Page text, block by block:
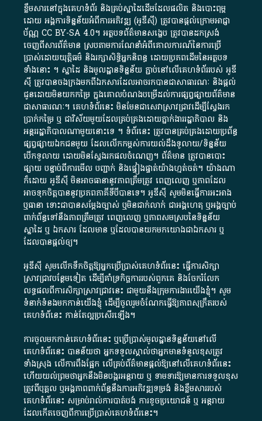
ខ្លឹមសារ​នៅ​ក្នុង​គេហទំព័រ និង​គ្រប់​ស្នា​ដៃ​ដើម​ដែល​ផលិត​ និង​បោះពុម្ព​
ដោយ​ អង្គការ​ទិន្នន័យ​អំពី​ការអភិវឌ្ឍ​​ (អូ​ឌី​ស៊ី)​ ត្រូវ​បាន​ផ្តល់​ក្រោម​អាជ្ញា
ប័ណ្ណ​CC BY-SA 4.0។​ អត្ថបទ​ព័ត៌មាន​សង្ខេប​ ត្រូវ​បាន​ដកស្រង់​
ចេញពី​សារព័ត៌មាន ស្របតាមការ​ណែនាំ​អំពី​គោលការណ៍​នៃ​ការ​ប្រើ
ប្រាស់​ដោយ​យុត្តិធម៌​ និង​រក្សាសិទ្ធិអ្នកនិពន្ធ ដោយ​ប្រភពដើម​នៃ​​អត្ថបទ
ទាំង​នោះ​ ។​ ស្នាដៃ​ និង​មូលដ្ឋាន​ទិន្នន័យ ​ភ្ជាប់​នៅ​លើ​គេហទំព័រ​របស់​ អូ​ឌី​
ស៊ី​ ត្រូវ​បាន​ចងក្រង​មក​ពី​ឯកសារ​ដែល​អាច​រក​បានជា​សាធារណៈ​ និង​ផ្តល់​
ជូន​ដោយ​មិន​យក​កម្រៃ​ ក្នុង​គោលបំណង​បម្រើ​ដល់ការ​ផ្សព្វផ្សាយ​ព័ត៌មាន​
ជា​សាធារណៈ​។​ គេហទំព័រ​នេះ​ មិនមែន​ជា​សេវា​ស្រាវជ្រាវ​ដើម្បី​ស្វែងរក
ប្រាក់​កម្រៃ​ ឬ​ ជា​វិស័យ​មួយ​ដែល​គ្រប់គ្រង​ដោយ​ភ្នាក់ងារ​រដ្ឋាភិបាល​ និង ​
អន្តររដ្ឋាភិបាល​ណាមួយ​នោះ​ទេ ​។​ ទំព័រ​នេះ​ ត្រូវ​បាន​គ្រប់គ្រង​ដោយ​ប្រព័ន្ធ​
ផ្សព្វផ្សាយ​ឯកជន​មួយ​ ដែល​លើកកម្ពស់​ការ​យល់​ដឹង​ទូលាយ​/​ទិន្នន័យ​
បើក​ទូលាយ​ ដោយ​មិនស្វែង​រក​ផល​ចំណេញ​។​ ព័ត៌មាន​ ត្រូវ​បាន​បោះ
ផ្សាយ​ បន្ទាប់​ពី​ការ​មើល​ បញ្ជាក់​ និង​ផ្ទៀងផ្ទាត់​យ៉ាង​ហ្មត់ចត់​។​ យ៉ាងណា​
ក៏​ដោយ​ អូ​ឌី​ស៊ី​ មិន​អាច​ធានា​នូវ​ភាព​ត្រឹមត្រូវ​ ពេញលេញ​ ឬ​ភាព​ដែល​
អាច​ទុកចិត្ត​បាននូវ​ប្រភព​ភាគី​ទី​បី​បាន​ទេ​។​ អូ​ឌី​ស៊ី​ សូម​មិន​ធ្វើការ​អះអាង​
ឬ​ធានា​ ទោះជា​បាន​សម្តែង​ច្បាស់​ ឬ​មិន​ជាក់លាក់​ ជា​អង្គហេតុ​ ឬ​អង្គច្បាប់​
ពាក់ព័ន្ធ​ទៅ​នឹង​ភាព​ត្រឹមត្រូវ​ ពេញលេញ​ ឬ​ភាព​សម​ស្រប​នៃ​ទិន្នន័យ​
ស្នាដៃ​ ឬ​ ឯកសារ​ ដែល​មាន​ ឬ​ដែល​បាន​យក​មក​យោង​ជា​ឯកសារ​ ឬ​
ដែល​បាន​ផ្តល់​ឲ្យ​។
អូឌីស៊ី សូមលើកទឹកចិត្តឱ្យអ្នកប្រើប្រាស់គេហទំព័រនេះ ធ្វើការសិក្សា
ស្រាវជ្រាវបន្ថែមទៀត ដើម្បីគាំទ្រកិច្ចការ​របស់ពួកគេ និងចែករំលែក
លទ្ធផលពីការសិក្សាស្រាវជ្រាវនេះ ជាមួយនឹងក្រុមការងារយើងខ្ញុំ។ សូម
ទំនាក់ទំនងមកកាន់យើងខ្ញុំ ដើម្បីចូលរួមចំណែកធ្វើឱ្យភាពសុក្រឹតរបស់
គេហទំព័នេះ កាន់តែល្អប្រសើរឡើង។
ការចូលមកកាន់គេហទំព័រនេះ ឬប្រើប្រាស់មូលដ្ឋានទិន្នន័យនៅលើ
គេហទំព័រនេះ បានន័យថា អ្នកទទួលស្គាល់ថាអ្នកមានទំនួលខុសត្រូវ
ទាំងស្រុង លើការពឹងផ្អែក លើគ្រប់ព័ត៌មានផ្តល់ឱ្យនៅលើគេហទំព័រនេះ
ហើយយល់ព្រមថាអ្នកនឹងមិនបង្ករអន្តរាយ ឬ ទាមទារ​ឱ្យមានការទទួលខុស​
ត្រូវពីបុគ្គល ឬអង្គភាពពាក់ព័ន្ធនឹងការអភិវឌ្ឍទម្រង់ និងខ្លឹមសាររបស់
គេហទំព័រនេះ សម្រាប់រាល់ការបាត់បង់ ការខូចប្រយោជន៍ ឬ អន្តរាយ
ដែលកើតចេញពីការប្រើប្រាស់គេហទំព័រនេះ។